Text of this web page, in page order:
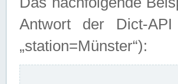
Antwort der Dict-
„station=Münster“):